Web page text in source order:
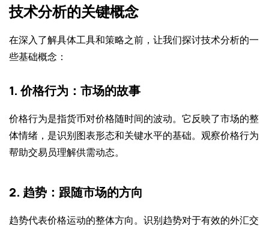
技术分析的关键概念
在深入了解具体工具和策略之前，让我们探讨技术分析的一
些基础概念：
1. 价格行为：市场的故事
价格行为是指货币对价格随时间的波动。它反映了市场的整
体情绪，是识别图表形态和关键水平的基础。观察价格行为
帮助交易员理解供需动态。
2. 趋势：跟随市场的方向
趋势代表价格运动的整体方向。识别趋势对于有效的外汇交